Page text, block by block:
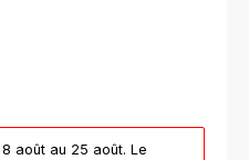
août au 25 août. Le